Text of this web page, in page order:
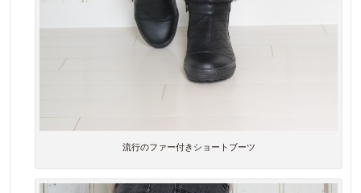
流行のファー付きショートブーツ